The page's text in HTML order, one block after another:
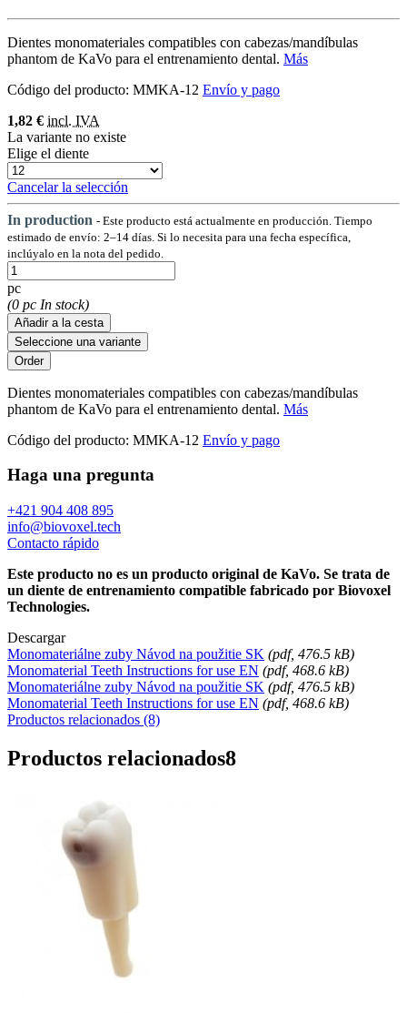
Dientes monomateriales compatibles con cabezas/mandíbulas
phantom de KaVo para el entrenamiento dental. Más
Código del producto: MMKA-12 Envío y pago
1,82 € incl. IVA
La variante no existe
Elige el diente
Cancelar la selección
In production - Este producto está actualmente en producción. Tiempo
estimado de envío: 2–14 días. Si lo necesita para una fecha específica,
inclúyalo en la nota del pedido.
pc
(0 pc In stock)
Añadir a la cesta
Seleccione una variante
Dientes monomateriales compatibles con cabezas/mandíbulas
phantom de KaVo para el entrenamiento dental. Más
Código del producto: MMKA-12 Envío y pago
Haga una pregunta
+421 904 408 895
info@biovoxel.tech
Contacto rápido
Este producto no es un producto original de KaVo. Se trata de
un diente de entrenamiento compatible fabricado por Biovoxel
Technologies.
Descargar
Monomateriálne zuby Návod na použitie SK (pdf, 476.5 kB)
Monomaterial Teeth Instructions for use EN (pdf, 468.6 kB)
Monomateriálne zuby Návod na použitie SK (pdf, 476.5 kB)
Monomaterial Teeth Instructions for use EN (pdf, 468.6 kB)
Productos relacionados (8)
Productos relacionados8